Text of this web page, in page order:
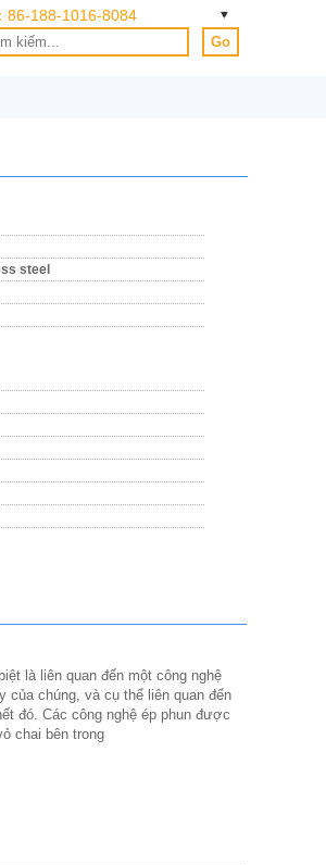
86-188-1016-8084
Go
steel
là liên quan đến một công nghệ
của chúng, và cụ thể liên quan đến
đó. Các công nghệ ép phun được
chai bên trong